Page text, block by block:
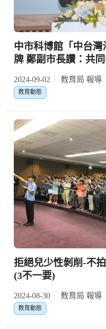
中市科博館「中台
牌 鄭副市長讚：共
2024-09-02 教育局 報導
教育動態
拒絕兒少性剝削-不
(3不一要)
2024-08-30 教育局 報導
教育動態